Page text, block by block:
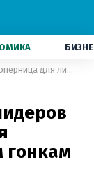
Новая соперница для лидеров биатлона: олимпийская чемпионка по лыжным гонкам переходит в биатлон